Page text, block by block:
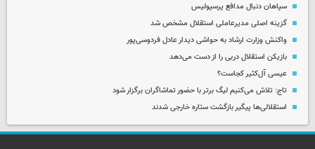
سپاهان دنبال مدافع پرسپولیس
گزینه اصلی مدیرعاملی استقلال مشخص شد
واکنش وزارت ارشاد به حواشی دیدار عادل فردوسی‌پور
بازیکن استقلال دربی را از دست می‌دهد
عیسی آل‌کثیر کجاست؟
تاج: تلاش می‌کنیم لیگ برتر با حضور تماشاگران برگزار شود
استقلالی‌ها پیگیر بازگشت ستاره خارجی شدند